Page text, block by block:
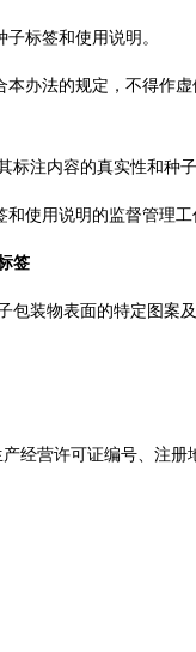
标签和使用说明。
办法的规定，不得作虚
注内容的真实性和种子
使用说明的监督管理工
签
装物表面的特定图案及
营许可证编号、注册